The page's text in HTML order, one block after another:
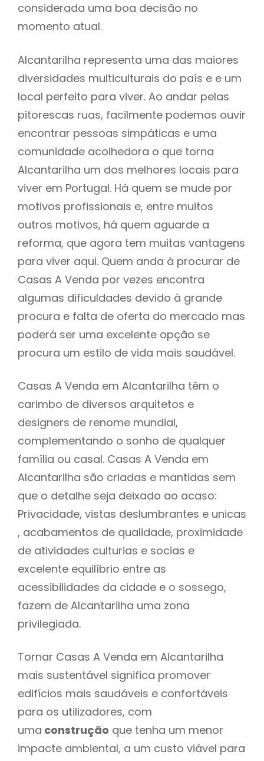
considerada uma boa decisão no
momento atual.
Alcantarilha representa uma das maiores
diversidades multiculturais do país e e um
local perfeito para viver. Ao andar pelas
pitorescas ruas, facilmente podemos ouvir
encontrar pessoas simpáticas e uma
comunidade acolhedora o que torna
Alcantarilha um dos melhores locais para
viver em Portugal. Há quem se mude por
motivos profissionais e, entre muitos
outros motivos, há quem aguarde a
reforma, que agora tem muitas vantagens
para viver aqui. Quem anda à procurar de
Casas A Venda por vezes encontra
algumas dificuldades devido à grande
procura e falta de oferta do mercado mas
poderá ser uma excelente opção se
procura um estilo de vida mais saudável.
Casas A Venda em Alcantarilha têm o
carimbo de diversos arquitetos e
designers de renome mundial,
complementando o sonho de qualquer
família ou casal. Casas A Venda em
Alcantarilha são criadas e mantidas sem
que o detalhe seja deixado ao acaso:
Privacidade, vistas deslumbrantes e unicas
, acabamentos de qualidade, proximidade
de atividades culturias e socias e
excelente equilíbrio entre as
acessibilidades da cidade e o sossego,
fazem de Alcantarilha uma zona
privilegiada.
Tornar Casas A Venda em Alcantarilha
mais sustentável significa promover
edifícios mais saudáveis e confortáveis
para os utilizadores, com
uma construção que tenha um menor
impacte ambiental, a um custo viável para